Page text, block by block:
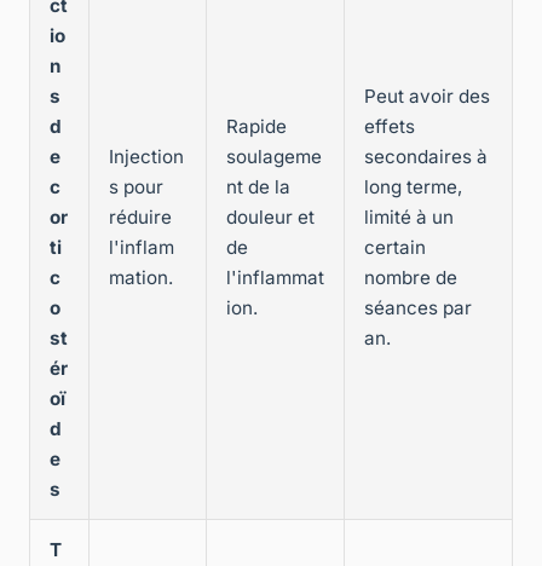
ct
io
n
s
d
e
c
or
ti
c
o
st
ér
oï
d
e
s
Injection
s pour
réduire
l'inflam
mation.
Rapide
soulageme
nt de la
douleur et
de
l'inflammat
ion.
Peut avoir des
effets
secondaires à
long terme,
limité à un
certain
nombre de
séances par
an.
T